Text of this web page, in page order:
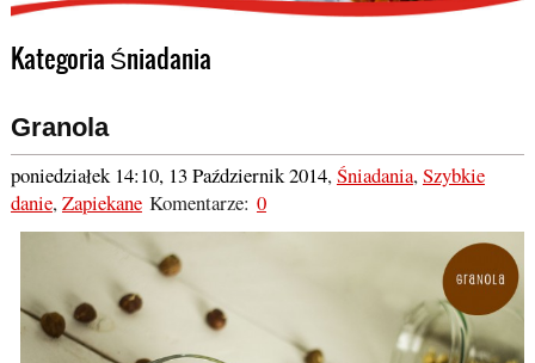
Kategoria Śniadania
Granola
poniedziałek 14:10, 13 Październik 2014,Śniadania,Szybkie
danie,ZapiekaneKomentarze: 0